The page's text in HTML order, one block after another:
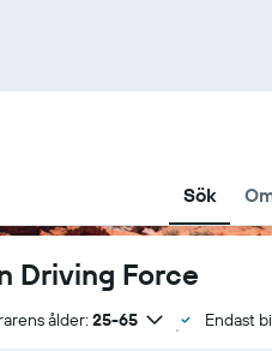
Sök
Driving Force
ålder: 25-65 Endast